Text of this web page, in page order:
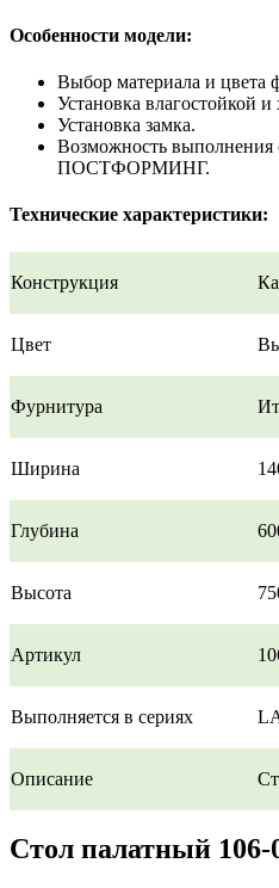
Особенности модели:
Выбор материала и цвета
Установка влагостойкой
Установка замка.
Возможность
ПОСТФОРМИНГ.
Технические характеристики:
Конструкция
Цвет
Фурнитура
Ширина
Глубина
Высота
Артикул
Выполняется в сериях
Описание
Стол палатный